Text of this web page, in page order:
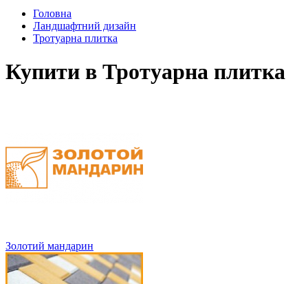
Головна
Ландшафтний дизайн
Тротуарна плитка
Купити в Тротуарна плитка
Золотий мандарин